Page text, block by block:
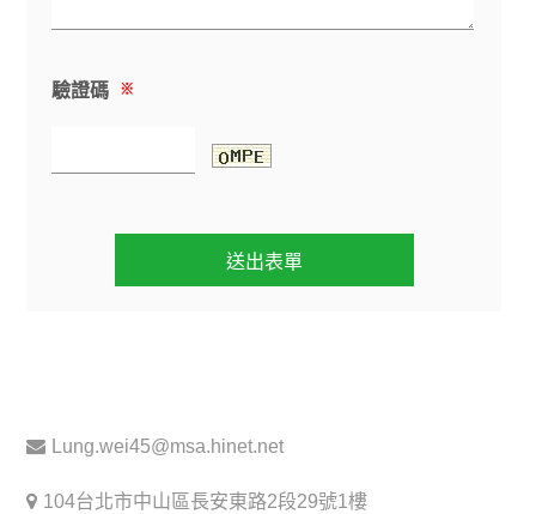
驗證碼 ※
Lung.wei45@msa.hinet.net
104台北市中山區長安東路2段29號1樓